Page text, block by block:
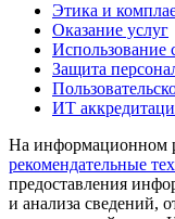
Этика и
Оказание услуг
Использование
Защита
ИТ
На информационном
рекомендательные
предоставления
и анализа сведений,